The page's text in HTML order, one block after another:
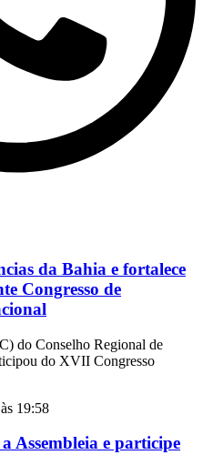
da Bahia e fortalece
Congresso de
do Conselho Regional de
do XVII Congresso
19:58
Assembleia e participe